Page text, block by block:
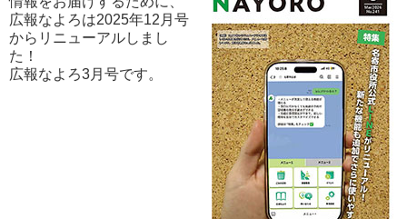
広報なよろは2025年12月号
からリニューアルしまし
た！
広報なよろ3月号です。